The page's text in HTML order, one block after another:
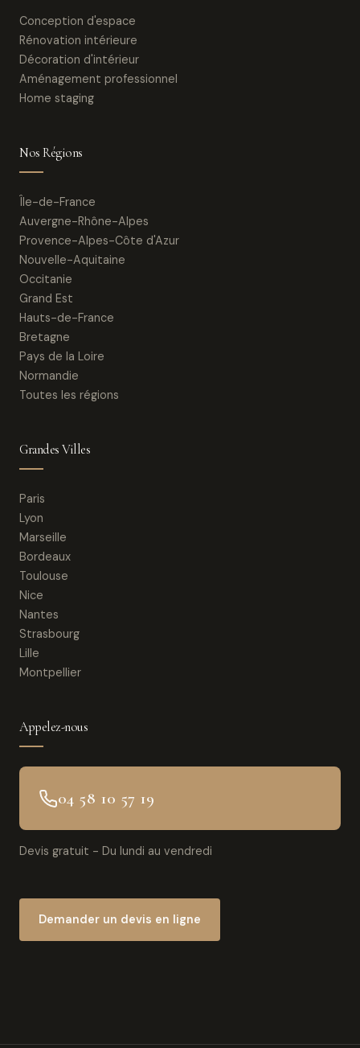
Conception d'espace
Rénovation intérieure
Décoration d'intérieur
Aménagement professionnel
Home staging
Nos Régions
Île-de-France
Auvergne-Rhône-Alpes
Provence-Alpes-Côte d'Azur
Nouvelle-Aquitaine
Occitanie
Grand Est
Hauts-de-France
Bretagne
Pays de la Loire
Normandie
Toutes les régions
Grandes Villes
Paris
Lyon
Marseille
Bordeaux
Toulouse
Nice
Nantes
Strasbourg
Lille
Montpellier
Appelez-nous
04 58 10 57 19
Devis gratuit - Du lundi au vendredi
Demander un devis en ligne